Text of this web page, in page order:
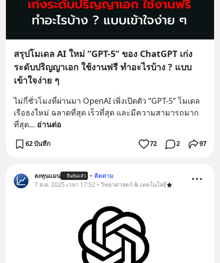
สรุปโมเดล AI ใหม่ “GPT-5” ของ ChatGPT เก่ง
ระดับปริญญาเอก ใช้งานฟรี ทำอะไรบ้าง ? แบบ
เข้าใจง่าย ๆ
ไม่กี่ชั่วโมงที่ผ่านมา OpenAI เพิ่งเปิดตัว “GPT-5” โมเดล
เรือธงใหม่ ฉลาดที่สุด เร็วที่สุด และมีความสามารถมาก
ที่สุด... อ่านต่อ
62 บันทึก 72 2 97
ลงทุนแมน ยืนยันแล้ว • ติดตาม
7 ส.ค. 2025 เวลา 17:52 • วิทยาศาสตร์ & เทคโนโลยี